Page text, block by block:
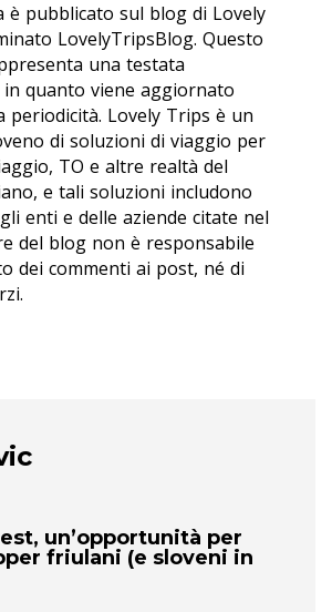
è pubblicato sul blog di Lovely
LovelyTripsBlog. Questo
una testata
quanto viene aggiornato
periodicità. Lovely Trips è un
di soluzioni di viaggio per
TO e altre realtà del
e tali soluzioni includono
enti e delle aziende citate nel
del blog non è responsabile
dei commenti ai post, né di
un’opportunità per
friulani (e sloveni in